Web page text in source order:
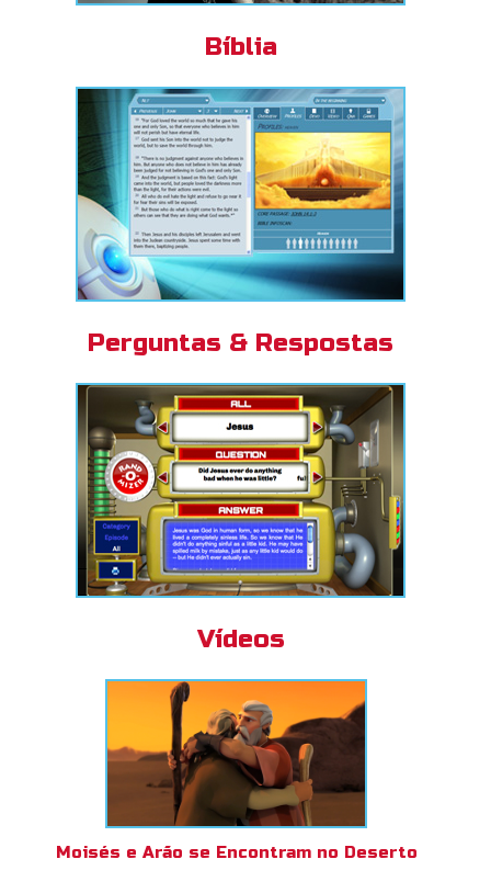
Bíblia
Perguntas & Respostas
Vídeos
Moisés e Arão se Encontram no Deserto